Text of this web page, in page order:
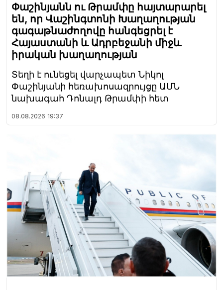
Փաշինյանն ու Թրամփը հայտարարել
են, որ Վաշինգտոնի Խաղաղության
գագաթնաժողովը հանգեցրել է
Հայաստանի և Ադրբեջանի միջև
իրական խաղաղության
Տեղի է ունեցել վարչապետ Նիկոլ
Փաշինյանի հեռախոսազրույցը ԱՄՆ
նախագահ Դոնալդ Թրամփի հետ
08.08.2026 19:37